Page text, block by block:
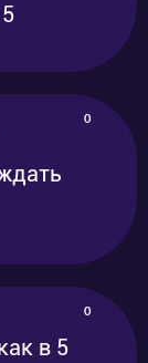
0
0
в 5